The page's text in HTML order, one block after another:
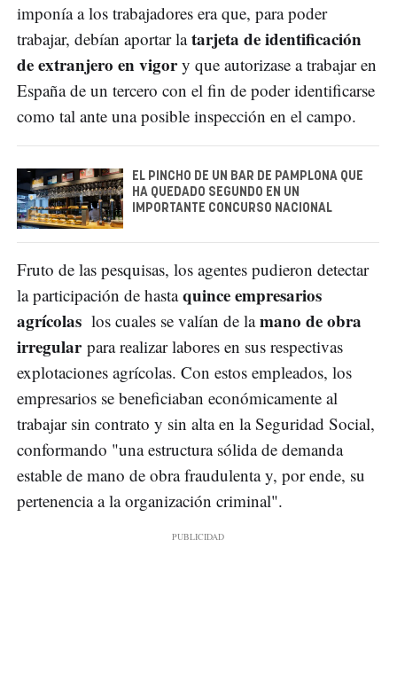
imponía a los trabajadores era que, para poder
trabajar, debían aportar latarjeta de identificación
de extranjero en vigory que autorizase a trabajar en
España de un tercero con el fin de poder identificarse
como tal ante una posible inspección en el campo.
EL PINCHO DE UN BAR DE PAMPLONA QUE
HA QUEDADO SEGUNDO EN UN
IMPORTANTE CONCURSO NACIONAL
Fruto de las pesquisas, los agentes pudieron detectar
la participación de hastaquince empresarios
agrícolas los cuales se valían de lamano de obra
irregularpara realizar labores en sus respectivas
explotaciones agrícolas. Con estos empleados, los
empresarios se beneficiaban económicamente al
trabajar sin contrato y sin alta en la Seguridad Social,
conformando "una estructura sólida de demanda
estable de mano de obra fraudulenta y, por ende, su
pertenencia a la organización criminal".